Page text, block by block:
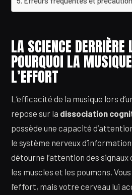
LA SCIENCE
POURQUOI LA
L’EFFORT
L’efficacité de la musique lors
repose sur la dissociation
possède une capacité
le système nerveux
détourne l’attention des
les muscles et les poumons.
l’effort, mais votre cerveau lui